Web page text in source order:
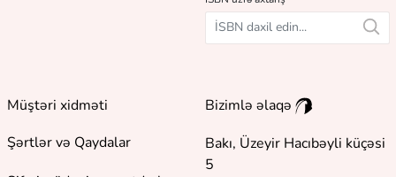
Müştəri xidməti
Şərtlər və Qaydalar
Bizimlə əlaqə
Bakı, Üzeyir Hacıbəyli küçəsi
5